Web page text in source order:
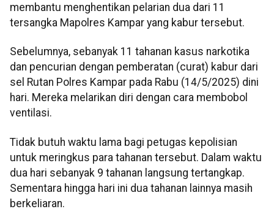
membantu menghentikan pelarian dua dari 11
tersangka Mapolres Kampar yang kabur tersebut.
Sebelumnya, sebanyak 11 tahanan kasus narkotika
dan pencurian dengan pemberatan (curat) kabur dari
sel Rutan Polres Kampar pada Rabu (14/5/2025) dini
hari. Mereka melarikan diri dengan cara membobol
ventilasi.
Tidak butuh waktu lama bagi petugas kepolisian
untuk meringkus para tahanan tersebut. Dalam waktu
dua hari sebanyak 9 tahanan langsung tertangkap.
Sementara hingga hari ini dua tahanan lainnya masih
berkeliaran.